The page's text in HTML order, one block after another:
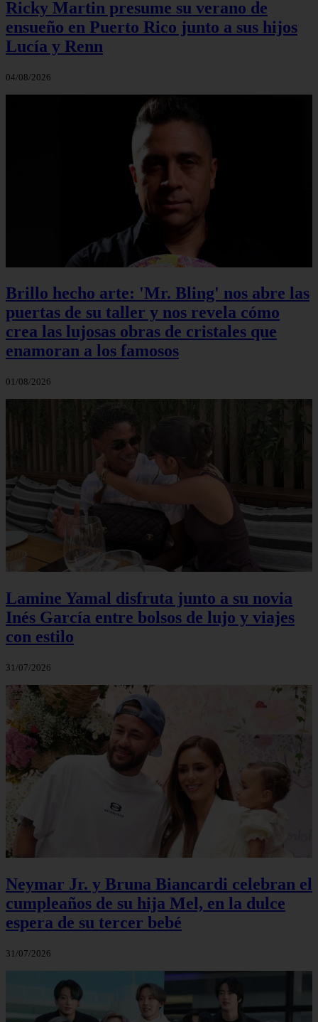
Ricky Martin presume su verano de
ensueño en Puerto Rico junto a sus hijos
Lucía y Renn
04/08/2026
Brillo hecho arte: 'Mr. Bling' nos abre las
puertas de su taller y nos revela cómo
crea las lujosas obras de cristales que
enamoran a los famosos
01/08/2026
Lamine Yamal disfruta junto a su novia
Inés García entre bolsos de lujo y viajes
con estilo
31/07/2026
Neymar Jr. y Bruna Biancardi celebran el
cumpleaños de su hija Mel, en la dulce
espera de su tercer bebé
31/07/2026